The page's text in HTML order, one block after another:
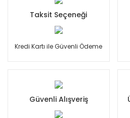
Taksit Seçeneği
Kredi Kartı ile Güvenli Ödeme
Güvenli Alışveriş